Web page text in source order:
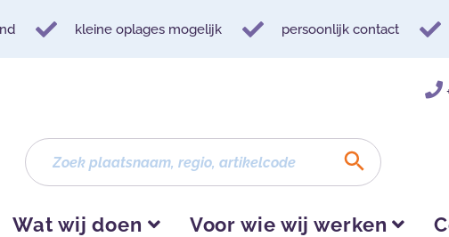
kleine oplages mogelijk persoonlijk contact
Wat wij doen Voor wie wij werken